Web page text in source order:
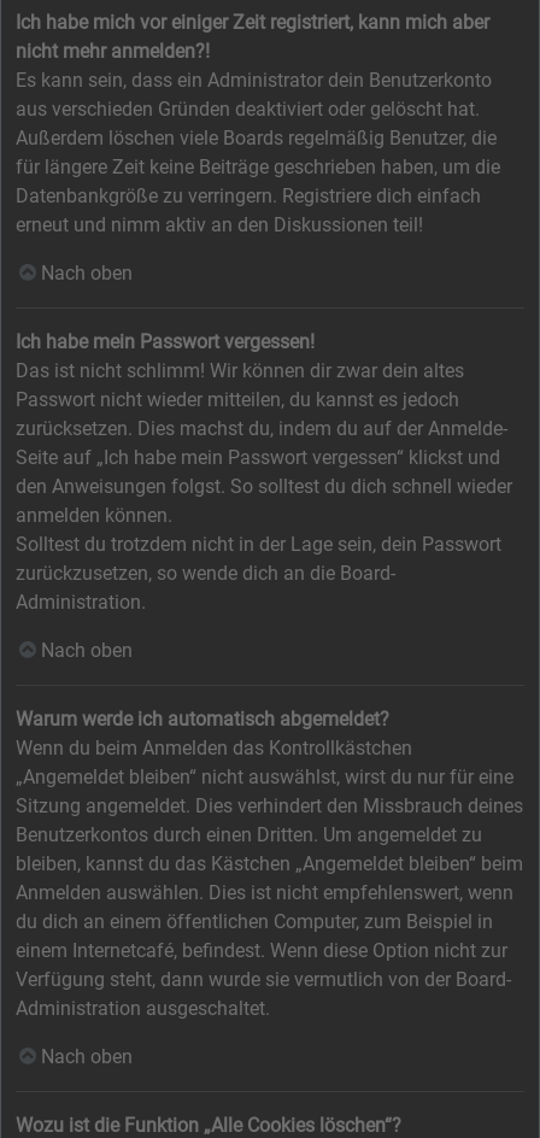
Ich habe mich vor einiger Zeit registriert, kann mich aber
nicht mehr anmelden?!
Es kann sein, dass ein Administrator dein Benutzerkonto
aus verschieden Gründen deaktiviert oder gelöscht hat.
Außerdem löschen viele Boards regelmäßig Benutzer, die
für längere Zeit keine Beiträge geschrieben haben, um die
Datenbankgröße zu verringern. Registriere dich einfach
erneut und nimm aktiv an den Diskussionen teil!
Nach oben
Ich habe mein Passwort vergessen!
Das ist nicht schlimm! Wir können dir zwar dein altes
Passwort nicht wieder mitteilen, du kannst es jedoch
zurücksetzen. Dies machst du, indem du auf der Anmelde-
Seite auf „Ich habe mein Passwort vergessen“ klickst und
den Anweisungen folgst. So solltest du dich schnell wieder
anmelden können.
Solltest du trotzdem nicht in der Lage sein, dein Passwort
zurückzusetzen, so wende dich an die Board-
Administration.
Nach oben
Warum werde ich automatisch abgemeldet?
Wenn du beim Anmelden das Kontrollkästchen
„Angemeldet bleiben“ nicht auswählst, wirst du nur für eine
Sitzung angemeldet. Dies verhindert den Missbrauch deines
Benutzerkontos durch einen Dritten. Um angemeldet zu
bleiben, kannst du das Kästchen „Angemeldet bleiben“ beim
Anmelden auswählen. Dies ist nicht empfehlenswert, wenn
du dich an einem öffentlichen Computer, zum Beispiel in
einem Internetcafé, befindest. Wenn diese Option nicht zur
Verfügung steht, dann wurde sie vermutlich von der Board-
Administration ausgeschaltet.
Nach oben
Wozu ist die Funktion „Alle Cookies löschen“?